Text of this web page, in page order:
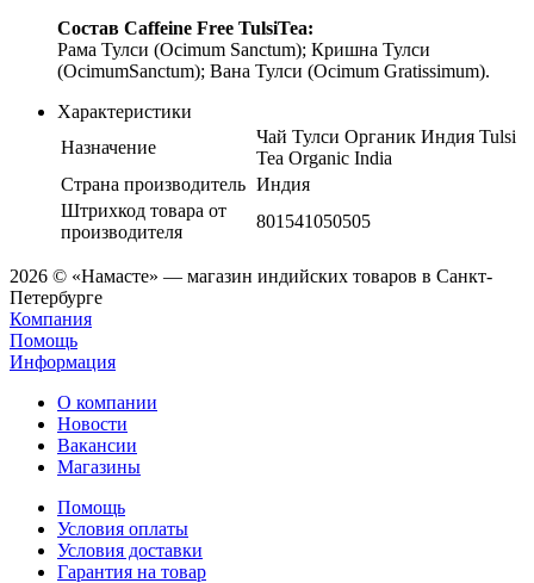
Состав Caffeine Free TulsiTea:
Рама Тулси (Ocimum Sanctum); Кришна Тулси
(OcimumSanctum); Вана Тулси (Ocimum Gratissimum).
Характеристики
Назначение
Чай Тулси Органик Индия Tulsi
Tea Organic India
Страна производитель Индия
Штрихкод товара от
производителя
801541050505
2026 © «Намасте» — магазин индийских товаров в Санкт-
Петербурге
Компания
Помощь
Информация
О компании
Новости
Вакансии
Магазины
Помощь
Условия оплаты
Условия доставки
Гарантия на товар